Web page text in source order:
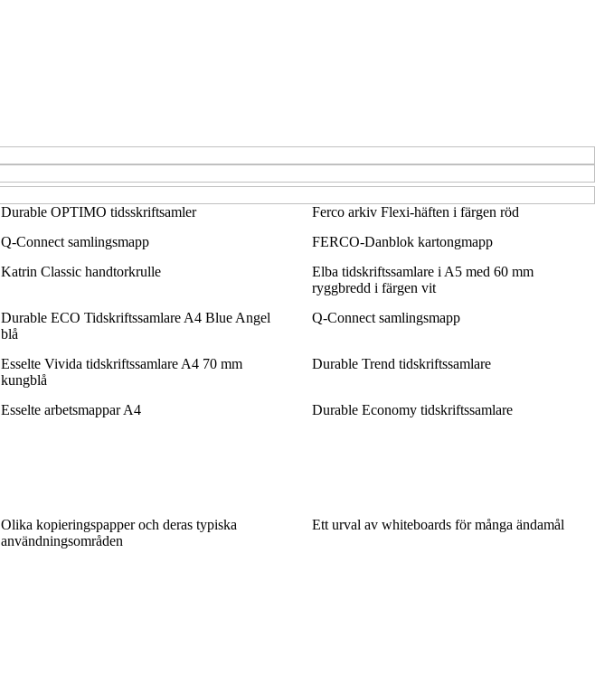
Durable OPTIMO tidsskriftsamler
Ferco arkiv Flexi-häften i färgen röd
Q-Connect samlingsmapp
FERCO-Danblok kartongmapp
Katrin Classic handtorkrulle
Elba tidskriftssamlare i A5 med 60 mm
ryggbredd i färgen vit
Durable ECO Tidskriftssamlare A4 Blue Angel
blå
Q-Connect samlingsmapp
Esselte Vivida tidskriftssamlare A4 70 mm
kungblå
Durable Trend tidskriftssamlare
Esselte arbetsmappar A4
Durable Economy tidskriftssamlare
Olika kopieringspapper och deras typiska
användningsområden
Ett urval av whiteboards för många ändamål